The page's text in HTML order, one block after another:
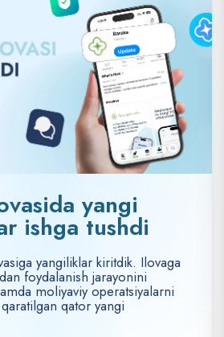
yangi
ishga tushdi
yangiliklar kiritdik. Ilovaga
foydalanish jarayonini
moliyaviy operatsiyalarni
qator yangi